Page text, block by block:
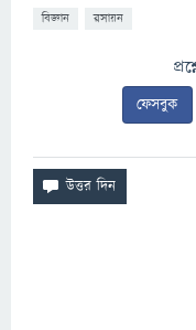
বিজ্ঞান রসায়ন
ফেসবুক